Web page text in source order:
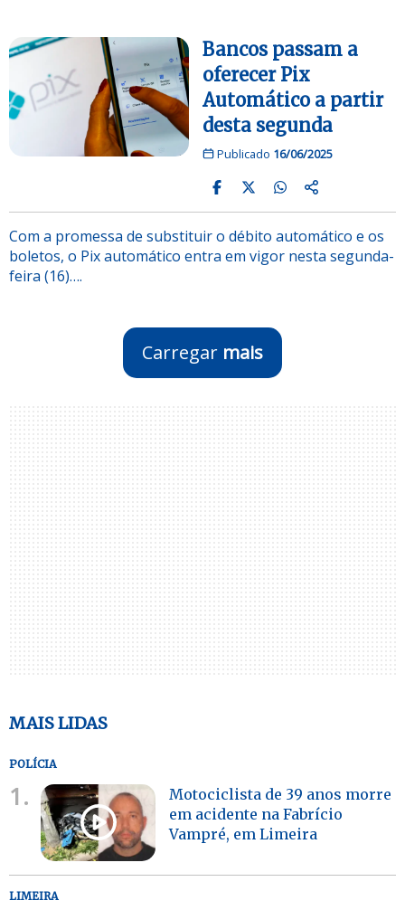
Bancos passam a
oferecer Pix
Automático a partir
desta segunda
Publicado 16/06/2025
Com a promessa de substituir o débito automático e os
boletos, o Pix automático entra em vigor nesta segunda-
feira (16)….
Carregar mais
MAIS LIDAS
POLÍCIA
1.
Motociclista de 39 anos morre
em acidente na Fabrício
Vampré, em Limeira
LIMEIRA